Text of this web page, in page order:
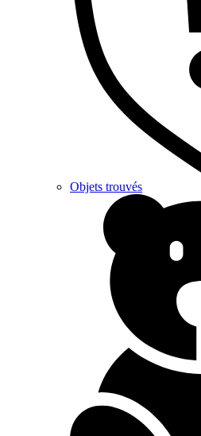
Objets trouvés